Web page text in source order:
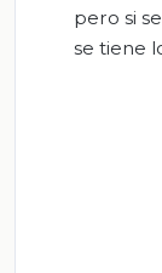
pero si
se tiene